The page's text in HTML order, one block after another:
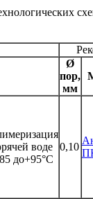
Ø
пор,
мм
воде
до+95°С
0,10